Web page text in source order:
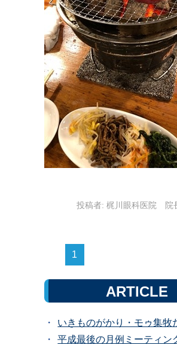
投稿者: 梶川眼科医院 院
1
ARTICLE
いきものがかり・モゥ集牧
平成最後の月例ミーティン